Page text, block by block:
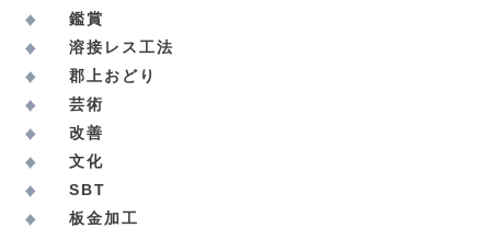
鑑賞
溶接レス工法
郡上おどり
芸術
改善
文化
SBT
板金加工